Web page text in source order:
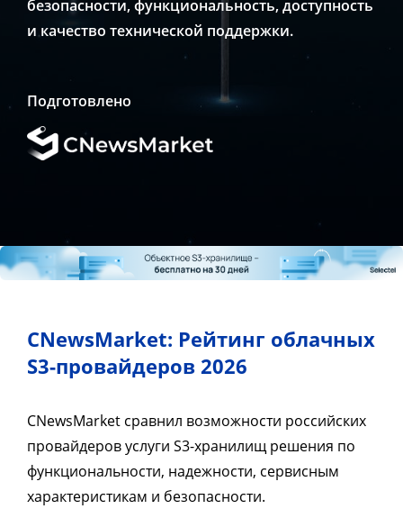
безопасности, функциональность, доступность
и качество технической поддержки.
Подготовлено
CNewsMarket: Рейтинг облачных
S3-провайдеров 2026
CNewsMarket сравнил возможности российских
провайдеров услуги S3-хранилищ решения по
функциональности, надежности, сервисным
характеристикам и безопасности.